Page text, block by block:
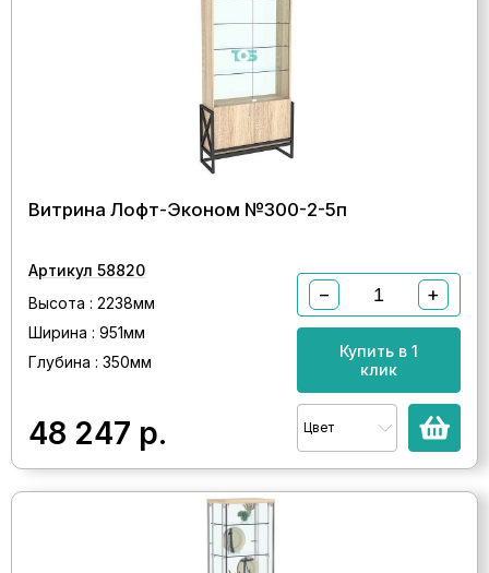
Витрина Лофт-Эконом №300-2-5п
Артикул 58820
Высота : 2238мм
Ширина : 951мм
Глубина : 350мм
48 247 р.
− +
Купить в 1
клик
Цвет